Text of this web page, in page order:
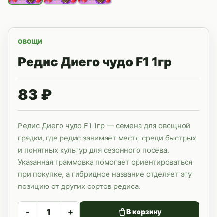
ОВОЩИ
Редис Диего чудо F1 1гр
83 ₽
Редис Диего чудо F1 1гр — семена для овощной
грядки, где редис занимает место среди быстрых
и понятных культур для сезонного посева.
Указанная граммовка помогает ориентироваться
при покупке, а гибридное название отделяет эту
позицию от других сортов редиса.
- + В корзину